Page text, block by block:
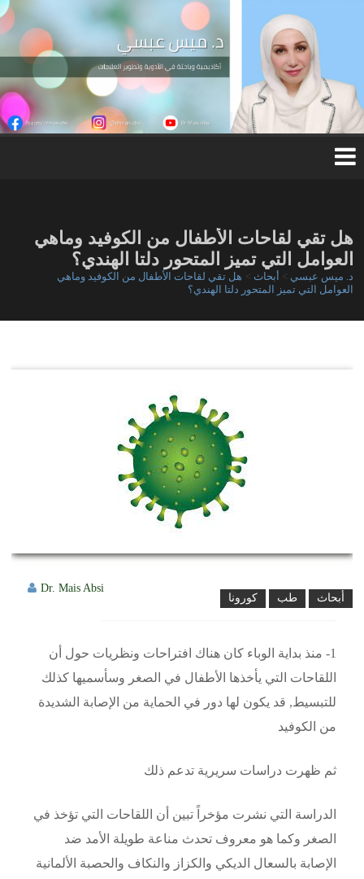
د.
مي
هل تقي لقاحات الأطفال من الكوفيد وماهي
العوامل التي تميز المتحور دلتا الهندي؟
د. ميس عبسي > أبحاث > هل تقي لقاحات الأطفال من الكوفيد وماهي
العوامل التي تميز المتحور دلتا الهندي؟
أبحاث طب كورونا
Dr. Mais Absi
1- منذ بداية الوباء كان هناك افتراحات ونظريات حول أن
اللقاحات التي يأخذها الأطفال في الصغر وسأسميها كذلك
للتبسيط, قد يكون لها دور في الحماية من الإصابة الشديدة
من الكوفيد
ثم ظهرت دراسات سريرية تدعم ذلك
الدراسة التي نشرت مؤخراً تبين أن اللقاحات التي تؤخذ في
الصغر وكما هو معروف تحدث مناعة طويلة الأمد ضد
الإصابة بالسعال الديكي والكزاز والنكاف والحصبة الألمانية